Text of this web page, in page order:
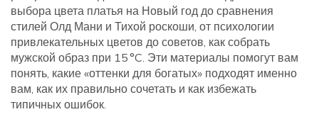
выбора цвета платья на Новый год до сравнения
стилей Олд Мани и Тихой роскоши, от психологии
привлекательных цветов до советов, как собрать
мужской образ при 15 °C. Эти материалы помогут вам
понять, какие «оттенки для богатых» подходят именно
вам, как их правильно сочетать и как избежать
типичных ошибок.